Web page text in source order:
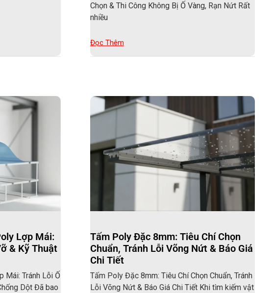
Chọn & Thi Công Không Bị Ố Vàng, Rạn Nứt Rất
nhiều
Đọc Thêm
Lợp Mái:
& Kỹ Thuật
Mái: Tránh Lỗi Ố
Dột Đã bao
Tấm Poly Đặc 8mm: Tiêu Chí Chọn
Chuẩn, Tránh Lỗi Võng Nứt & Báo Giá
Chi Tiết
Tấm Poly Đặc 8mm: Tiêu Chí Chọn Chuẩn, Tránh
Lỗi Võng Nứt & Báo Giá Chi Tiết Khi tìm kiếm vật